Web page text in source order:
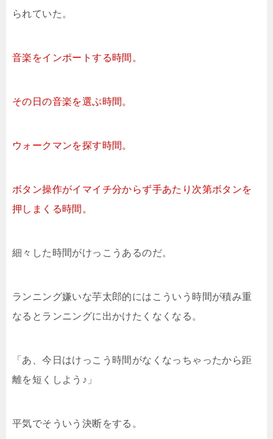
られていた。
音楽をインポートする時間。
その日の音楽を選ぶ時間。
ウォークマンを探す時間。
ボタン操作がイマイチ分からず手あたり次第ボタンを
押しまくる時間。
細々した時間がけっこうあるのだ。
ランニング嫌いな芋太郎的にはこういう時間が積み重
なるとランニングに出かけたくなくなる。
「あ、今日はけっこう時間がなくなっちゃったから距
離を短くしよう♪」
平気でそういう決断をする。